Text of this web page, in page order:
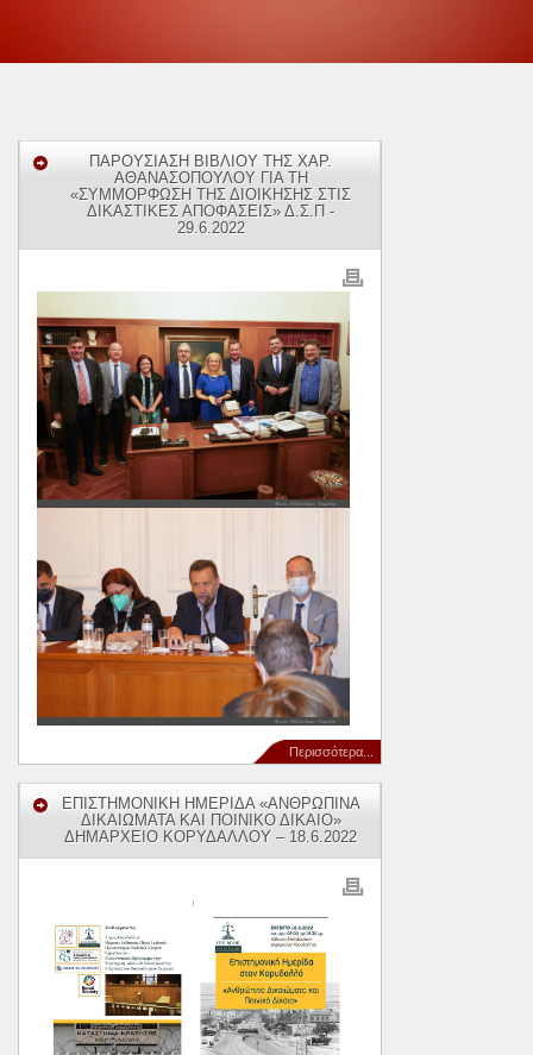
ΠΑΡΟΥΣΙΑΣΗ ΒΙΒΛΙΟΥ ΤΗΣ ΧΑΡ.
ΑΘΑΝΑΣΟΠΟΥΛΟΥ ΓΙΑ ΤΗ
«ΣΥΜΜΟΡΦΩΣΗ ΤΗΣ ΔΙΟΙΚΗΣΗΣ ΣΤΙΣ
ΔΙΚΑΣΤΙΚΕΣ ΑΠΟΦΑΣΕΙΣ» Δ.Σ.Π -
29.6.2022
Περισσότερα...
ΕΠΙΣΤΗΜΟΝΙΚΗ ΗΜΕΡΙΔΑ «ΑΝΘΡΩΠΙΝΑ
ΔΙΚΑΙΩΜΑΤΑ ΚΑΙ ΠΟΙΝΙΚΟ ΔΙΚΑΙΟ»
ΔΗΜΑΡΧΕΙΟ ΚΟΡΥΔΑΛΛΟΥ – 18.6.2022